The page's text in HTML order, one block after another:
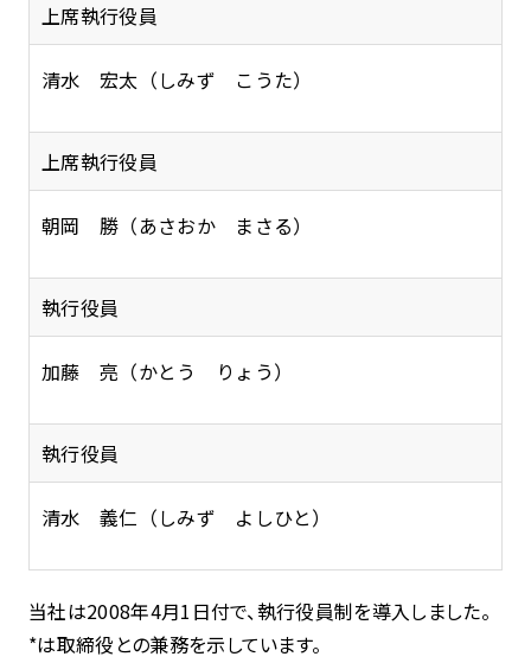
上席執行役員
清水 宏太（しみず こうた）
上席執行役員
朝岡 勝（あさおか まさる）
執行役員
加藤 亮（かとう りょう）
執行役員
清水 義仁（しみず よしひと）
当社は2008年4月1日付で、執行役員制を導入しました。
*は取締役との兼務を示しています。